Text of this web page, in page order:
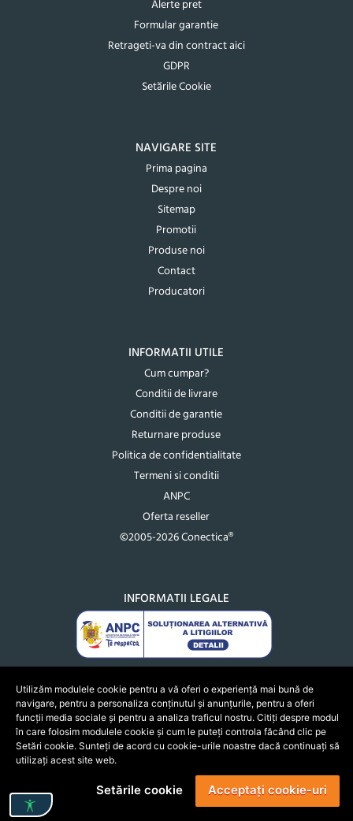
Alerte pret
Formular garantie
Retrageti-va din contract aici
GDPR
Setările Cookie
NAVIGARE SITE
Prima pagina
Despre noi
Sitemap
Promotii
Produse noi
Contact
Producatori
INFORMATII UTILE
Cum cumpar?
Conditii de livrare
Conditii de garantie
Returnare produse
Politica de confidentialitate
Termeni si conditii
ANPC
Oferta reseller
©2005-2026 Conectica®
INFORMATII LEGALE
Utilizăm modulele cookie pentru a vă oferi o experiență mai bună de
navigare, pentru a personaliza conținutul și anunțurile, pentru a oferi
funcții media sociale și pentru a analiza traficul nostru. Citiți despre modul
în care folosim modulele cookie și cum le puteți controla făcând clic pe
Setări cookie. Sunteți de acord cu cookie-urile noastre dacă continuați să
utilizați acest site web.
Setările cookie Acceptați cookie-uri